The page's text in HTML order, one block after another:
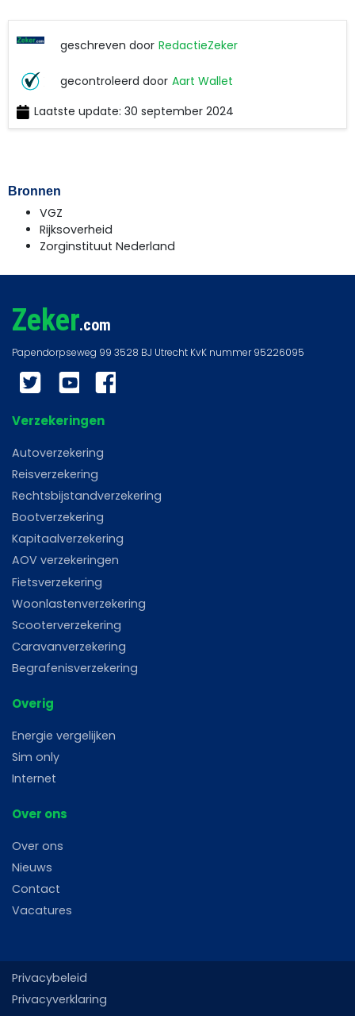
geschreven door RedactieZeker
RedactieZeker
gecontroleerd door Aart Wallet
Wallet
Laatste update: 30 september 2024
Bronnen
VGZ
Rijksoverheid
Zorginstituut Nederland
Zeker.com
Twitter YouTube
Verzekeringen
Autoverzekering
Reisverzekering
Rechtsbijstandverzekering
Bootverzekering
Kapitaalverzekering
AOV verzekeringen
Fietsverzekering
Woonlastenverzekering
Scooterverzekering
Caravanverzekering
Begrafenisverzekering
Overig
Energie vergelijken
Sim only
Internet
Over ons
Over ons
Nieuws
Contact
Vacatures
Privacybeleid
Privacyverklaring